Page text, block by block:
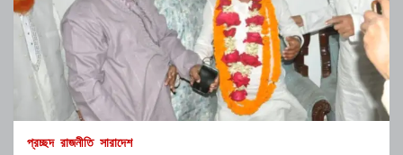
প্রচ্ছদ রাজনীতি সারাদেশ